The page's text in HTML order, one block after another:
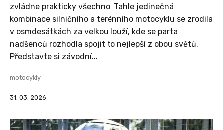
zvládne prakticky všechno. Tahle jedinečná
kombinace silničního a terénního motocyklu se zrodila
v osmdesátkách za velkou louží, kde se parta
nadšenců rozhodla spojit to nejlepší z obou světů.
Představte si závodní...
motocykly
31. 03. 2026